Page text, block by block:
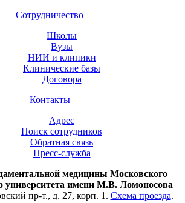
Сотрудничество
Школы
Вузы
НИИ и клиники
Клинические базы
Договора
Контакты
Адрес
Поиск сотрудников
Обратная связь
Пресс-служба
медицины Московского
университета имени М.В. Ломоносова
пр-т., д. 27, корп. 1. Схема проезда.